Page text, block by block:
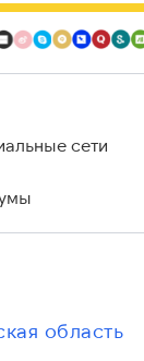
сети
область